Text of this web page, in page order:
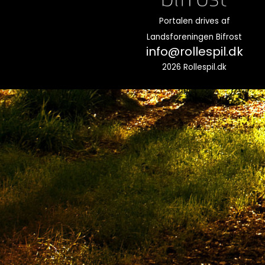
Portalen drives af
Landsforeningen Bifrost
info@rollespil.dk
2026 Rollespil.dk